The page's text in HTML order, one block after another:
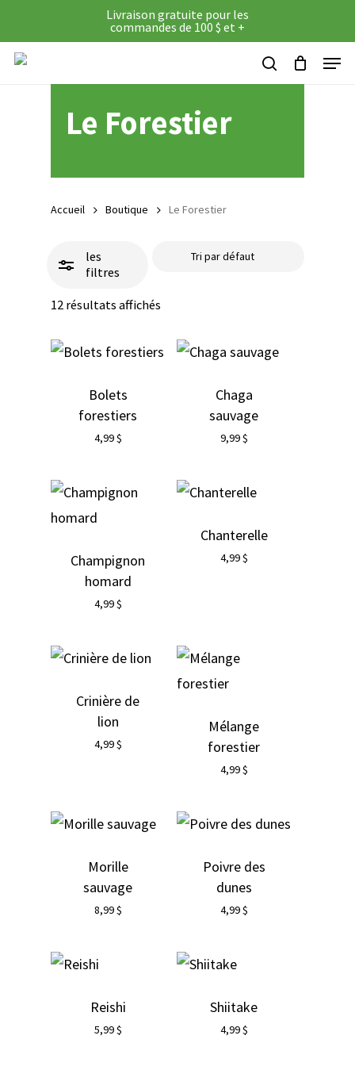
main
Livraison gratuite pour les
commandes de 100 $ et +
Menu
Panier
Le Forestier
Accueil Boutique Le Forestier
les
filtres
12 résultats affichés
Filters
Bolets
forestiers
4,99$
Chaga
sauvage
9,99$
Champignon
homard
4,99$
Chanterelle
4,99$
Crinière de
lion
4,99$
Mélange
forestier
4,99$
Morille
sauvage
8,99$
Poivre des
dunes
4,99$
Reishi
5,99$
Shiitake
4,99$